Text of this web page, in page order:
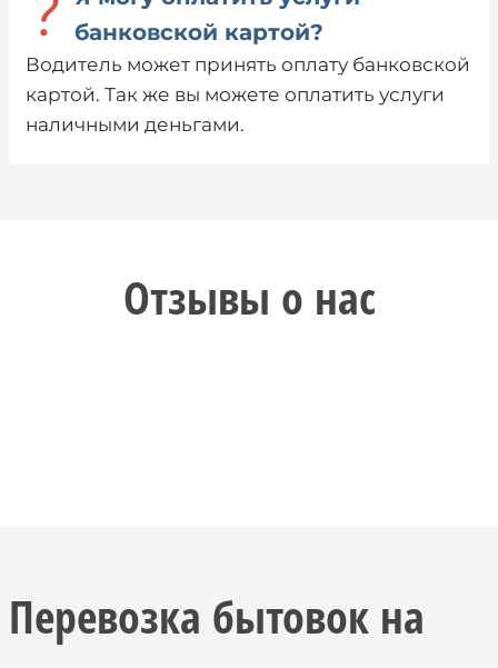
банковской картой?
Водитель может принять оплату банковской
картой. Так же вы можете оплатить услуги
наличными деньгами.
Отзывы о нас
Перевозка бытовок на